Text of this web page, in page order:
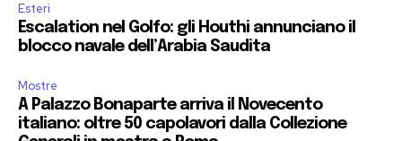
Esteri
Escalation nel Golfo: gli Houthi annunciano il
blocco navale dell’Arabia Saudita
Mostre
A Palazzo Bonaparte arriva il Novecento
italiano: oltre 50 capolavori dalla Collezione